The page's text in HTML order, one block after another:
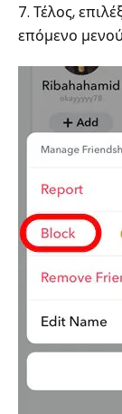
7. Τέλος,
επόμενο